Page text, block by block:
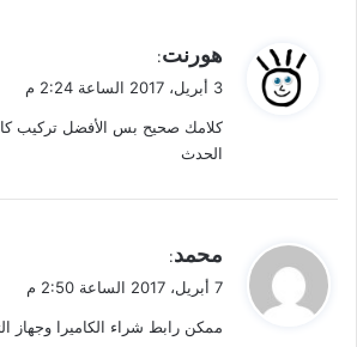
ل
هورنت:
3 أبريل، 2017 الساعة 2:24 م
كلامك صحيح بس الأفضل تركيب
الحدث
ل
محمد:
7 أبريل، 2017 الساعة 2:50 م
ممكن رابط شراء الكاميرا وجهاز